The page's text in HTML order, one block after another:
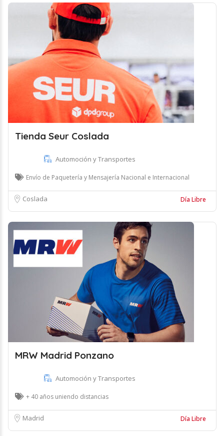
Tienda Seur Coslada
Automoción y Transportes
Envío de Paquetería y Mensajería Nacional e Internacional
Coslada Día Libre
MRW Madrid Ponzano
Automoción y Transportes
+ 40 años uniendo distancias
Madrid Día Libre